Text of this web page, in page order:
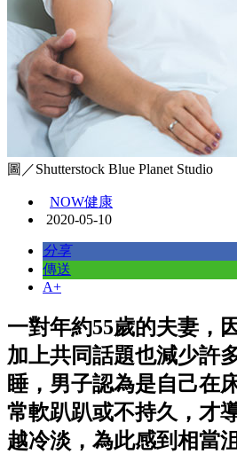
圖／Shutterstock Blue Planet Studio
NOW健康
2020-05-10
分享
傳送
A+
一對年約55歲的夫妻，
加上共同話題也減少許
睡，男子認為是自己在
常軟趴趴或不持久，才
越冷淡，為此感到相當